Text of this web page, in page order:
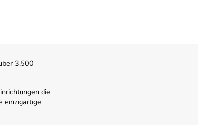
3.500
die
einzigartige